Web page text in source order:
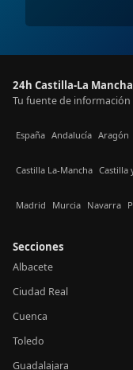
24h Castilla-La Mancha
Tu fuente de información
España Andalucía Aragón
Castilla La-Mancha Castilla
Madrid Murcia Navarra
Secciones
Albacete
Ciudad Real
Cuenca
Toledo
Guadalajara